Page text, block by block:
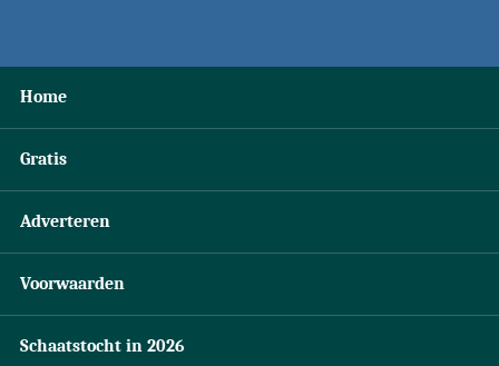
Home
Gratis
Adverteren
Voorwaarden
Schaatstocht in 2026